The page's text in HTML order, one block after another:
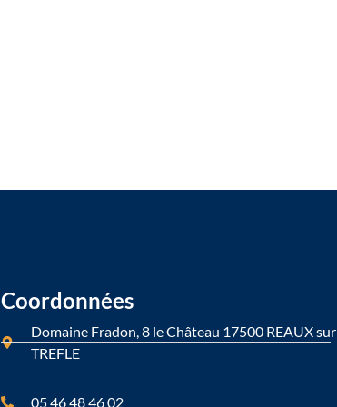
Coordonnées
Domaine Fradon, 8 le Château 17500 REAUX sur
TREFLE
05 46 48 46 02